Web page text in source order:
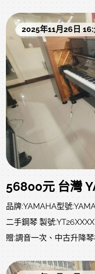
US95 US5X US6X US7X
其他：US55K US63H
和其他一些定製版特別版
超高人氣的三角琴造型
配置、效果各方面都比較
US是以三角琴為目標，
要賣點就是儘可能的接
三角造型，就連音板，
樣式 KAWAI稱其為G曲線
KAWAI當時把很多新設
US95 US8X US9X是系
最能完美體現出US系列
參考網
頁:https://
日系品牌中古琴、台廠、
是俗!88鍵 US系列 3支踏
2025年11月26日
品牌:YAMAHA型號
二手鋼琴 製號
贈:調音一次、中古升降
琴油、等..不含運北部一
車、拆鍵盤、偏鄉、離島